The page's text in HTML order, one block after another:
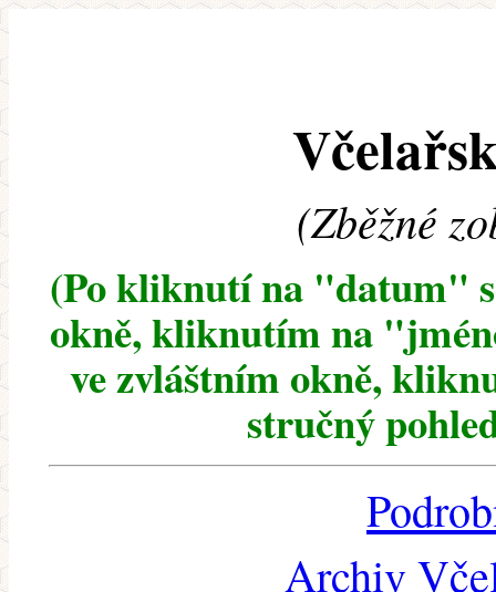
(Zběžné
(Po kliknutí na "datum"
okně, kliknutím na
ve zvláštním okně,
stručný
Archiv